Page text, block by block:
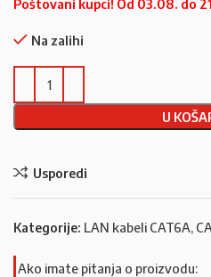
Poštovani kupci! Od 03.08. do
Na zalihi
U
Usporedi
Kategorije: LAN kabeli CAT6A,
Ako imate pitanja o proizvodu: